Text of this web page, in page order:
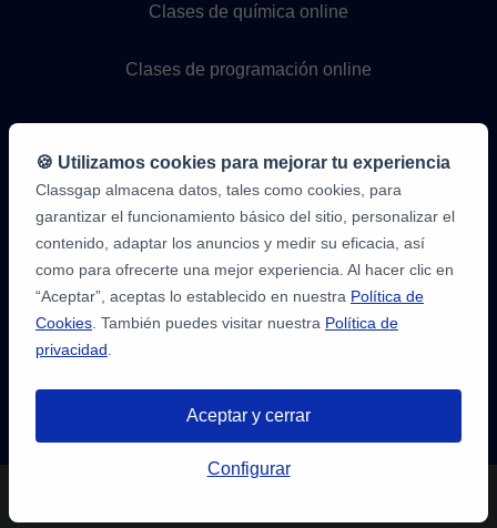
min. para encontrar profesor.
Clases de química online
Clases de programación online
9,6/10
1.339.284
opiniones
verificadas.com
🍪 Utilizamos cookies para mejorar tu experiencia
Classgap almacena datos, tales como cookies, para
garantizar el funcionamiento básico del sitio, personalizar el
contenido, adaptar los anuncios y medir su eficacia, así
como para ofrecerte una mejor experiencia. Al hacer clic en
“Aceptar”, aceptas lo establecido en nuestra Política de
Cookies . También puedes visitar nuestra Política de
privacidad
Aceptar y cerrar
Configurar